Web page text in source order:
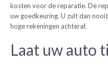
kosten voor de reparatie. De
uw goedkeuring. U zult dan
hoge rekeningen achteraf.
Laat uw auto